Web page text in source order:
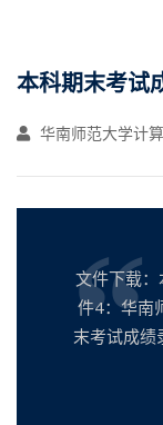
本科期末考试
华南师范大学计
文件下载
件4：华南
末考试成